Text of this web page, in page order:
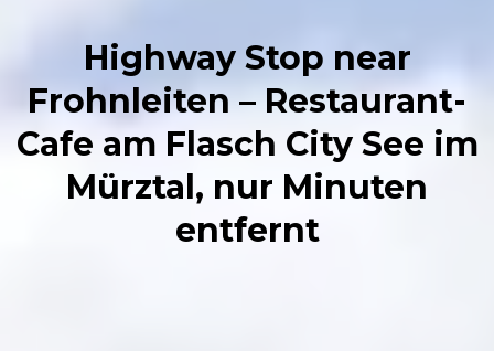
Highway Stop near
Frohnleiten – Restaurant-
Cafe am Flasch City See im
Mürztal, nur Minuten
entfernt